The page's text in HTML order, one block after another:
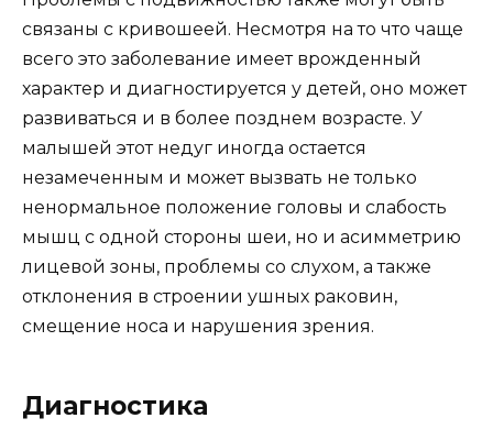
связаны с кривошеей. Несмотря на то что чаще
всего это заболевание имеет врожденный
характер и диагностируется у детей, оно может
развиваться и в более позднем возрасте. У
малышей этот недуг иногда остается
незамеченным и может вызвать не только
ненормальное положение головы и слабость
мышц с одной стороны шеи, но и асимметрию
лицевой зоны, проблемы со слухом, а также
отклонения в строении ушных раковин,
смещение носа и нарушения зрения.
Диагностика